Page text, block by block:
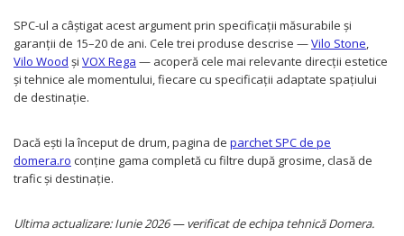
SPC-ul a câștigat acest argument prin specificații măsurabile și
garanții de 15–20 de ani. Cele trei produse descrise —Vilo Stone,
Vilo Wood și VOX Rega — acoperă cele mai relevante direcții estetice
și tehnice ale momentului, fiecare cu specificații adaptate spațiului
de destinație.
Dacă ești la început de drum, pagina de parchet SPC de pe
domera.ro conține gama completă cu filtre după grosime, clasă de
trafic și destinație.
Ultima actualizare: Iunie 2026 — verificat de echipa tehnică Domera.